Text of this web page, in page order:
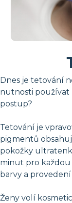
Dnes je tetování
nutnosti používat
postup?
Tetování je
pigmentů
pokožky
minut pro každou
barvy a provedení
Ženy volí